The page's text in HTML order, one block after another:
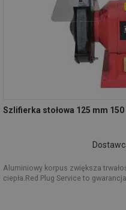
Szlifierka stołowa 125 mm 150
Aluminiowy korpus zwiększa
ciepła.Red Plug Service to